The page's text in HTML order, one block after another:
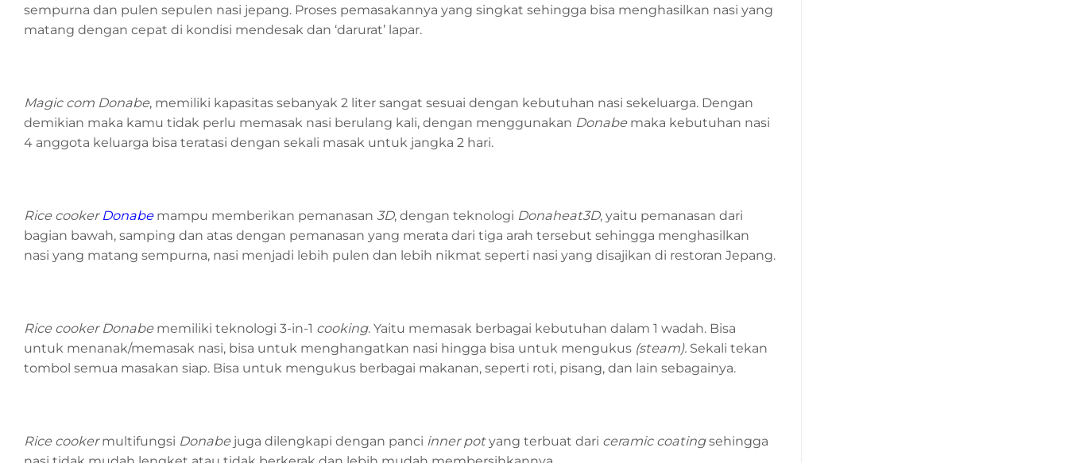
sempurna dan pulen sepulen nasi jepang. Proses pemasakannya yang singkat sehingga bisa menghasilkan nasi yang
matang dengan cepat di kondisi mendesak dan ‘darurat’ lapar.
Magic com Donabe, memiliki kapasitas sebanyak 2 liter sangat sesuai dengan kebutuhan nasi sekeluarga. Dengan
demikian maka kamu tidak perlu memasak nasi berulang kali, dengan menggunakan Donabemaka kebutuhan nasi
4 anggota keluarga bisa teratasi dengan sekali masak untuk jangka 2 hari.
Rice cooker Donabe mampu memberikan pemanasan 3D, dengan teknologi Donaheat3D, yaitu pemanasan dari
bagian bawah, samping dan atas dengan pemanasan yang merata dari tiga arah tersebut sehingga menghasilkan
nasi yang matang sempurna, nasi menjadi lebih pulen dan lebih nikmat seperti nasi yang disajikan di restoran Jepang.
Rice cooker Donabe memiliki teknologi 3-in-1 cooking. Yaitu memasak berbagai kebutuhan dalam 1 wadah. Bisa
untuk menanak/memasak nasi, bisa untuk menghangatkan nasi hingga bisa untuk mengukus (steam). Sekali tekan
tombol semua masakan siap. Bisa untuk mengukus berbagai makanan, seperti roti, pisang, dan lain sebagainya.
Rice cookermultifungsi Donabejuga dilengkapi dengan panci inner potyang terbuat dari ceramic coatingsehingga